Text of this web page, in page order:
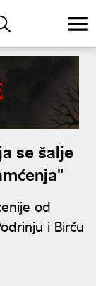
se šalje
od
i Birču